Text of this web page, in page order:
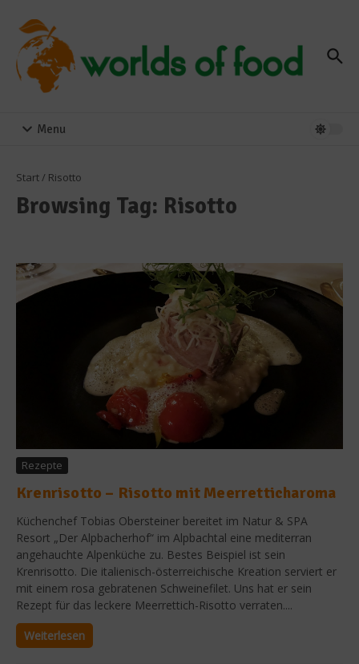
Menu
Start/ Risotto
Browsing Tag: Risotto
Rezepte
Krenrisotto – Risotto mit Meerretticharoma
Küchenchef Tobias Obersteiner bereitet im Natur & SPA
Resort „Der Alpbacherhof“ im Alpbachtal eine mediterran
angehauchte Alpenküche zu. Bestes Beispiel ist sein
Krenrisotto. Die italienisch-österreichische Kreation serviert er
mit einem rosa gebratenen Schweinefilet. Uns hat er sein
Rezept für das leckere Meerrettich-Risotto verraten....
Weiterlesen